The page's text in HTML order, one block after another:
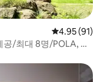
평점 4.95점
4.95 (91)
/최대 8명/POLA, 유